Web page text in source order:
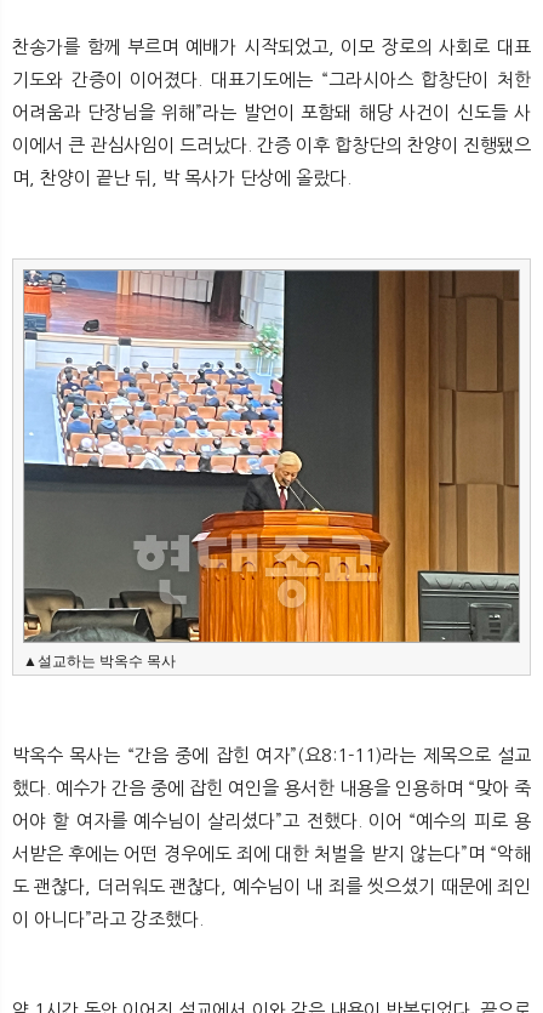
찬송가를 함께 부르며 예배가 시작되었고, 이모 장로의 사회로 대표
기도와 간증이 이어졌다. 대표기도에는 “그라시아스 합창단이 처한
어려움과 단장님을 위해”라는 발언이 포함돼 해당 사건이 신도들 사
이에서 큰 관심사임이 드러났다. 간증 이후 합창단의 찬양이 진행됐으
며, 찬양이 끝난 뒤, 박 목사가 단상에 올랐다.
▲설교하는 박옥수 목사
박옥수 목사는 “간음 중에 잡힌 여자”(요8:1-11)라는 제목으로 설교
했다. 예수가 간음 중에 잡힌 여인을 용서한 내용을 인용하며 “맞아 죽
어야 할 여자를 예수님이 살리셨다”고 전했다. 이어 “예수의 피로 용
서받은 후에는 어떤 경우에도 죄에 대한 처벌을 받지 않는다”며 “악해
도 괜찮다, 더러워도 괜찮다, 예수님이 내 죄를 씻으셨기 때문에 죄인
이 아니다”라고 강조했다.